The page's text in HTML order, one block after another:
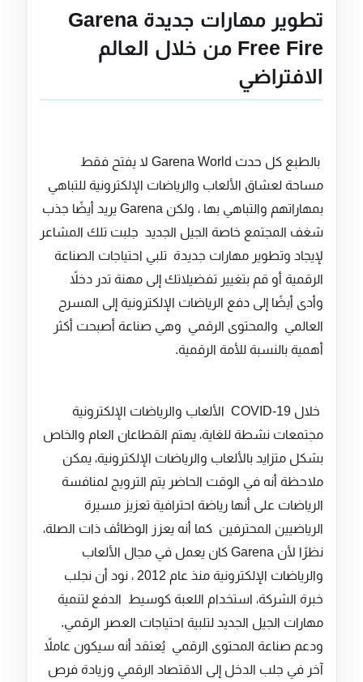
تطوير مهارات جديدة Garena
Free Fire من خلال العالم
الافتراضي
بالطبع كل حدث Garena World لا يفتح فقط
مساحة لعشاق الألعاب والرياضات الإلكترونية للتباهي
بمهاراتهم والتباهي بها ، ولكن Garena يريد أيضًا جذب
شغف المجتمع خاصة الجيل الجديد جلبت تلك المشاعر
لإيجاد وتطوير مهارات جديدة تلبي احتياجات الصناعة
الرقمية أو قم بتغيير تفضيلاتك إلى مهنة تدر دخلاً
وأدى أيضًا إلى دفع الرياضات الإلكترونية إلى المسرح
العالمي والمحتوى الرقمي وهي صناعة أصبحت أكثر
أهمية بالنسبة للأمة الرقمية.
خلال COVID-19 الألعاب والرياضات الإلكترونية
مجتمعات نشطة للغاية، يهتم القطاعان العام والخاص
بشكل متزايد بالألعاب والرياضات الإلكترونية، يمكن
ملاحظة أنه في الوقت الحاضر يتم الترويج لمنافسة
الرياضات على أنها رياضة احترافية تعزيز مسيرة
الرياضيين المحترفين كما أنه يعزز الوظائف ذات الصلة،
نظرًا لأن Garena كان يعمل في مجال الألعاب
والرياضات الإلكترونية منذ عام 2012 ، نود أن نجلب
خبرة الشركة، استخدام اللعبة كوسيط الدفع لتنمية
مهارات الجيل الجديد لتلبية احتياجات العصر الرقمي.
ودعم صناعة المحتوى الرقمي يُعتقد أنه سيكون عاملاً
آخر في جلب الدخل إلى الاقتصاد الرقمي وزيادة فرص